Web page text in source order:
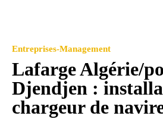
Entreprises-Management
Lafarge Algérie/
Djendjen :
chargeur de